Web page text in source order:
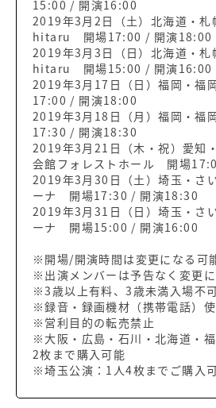
15:00 / 開演16:00
2019年3月2日（土）北海道・札
hitaru 開場17:00 / 開演18:00
2019年3月3日（日）北海道・札
hitaru 開場15:00 / 開演16:00
2019年3月17日（日）福岡・福
17:00 / 開演18:00
2019年3月18日（月）福岡・福
17:30 / 開演18:30
2019年3月21日（木・祝）愛知
会館フォレストホール 開場
2019年3月30日（土）埼玉・さ
ーナ 開場17:30 / 開演18:30
2019年3月31日（日）埼玉・さ
ーナ 開場15:00 / 開演16:00
※開場/開演時間は変更になる可
※出演メンバーは予告なく変更
※3歳以上有料、3歳未満入場不
※録音・録画機材（携帯電話）
※営利目的の転売禁止
※大阪・広島・石川・北海道・
2枚まで購入可能
※埼玉公演：1人4枚までご購入